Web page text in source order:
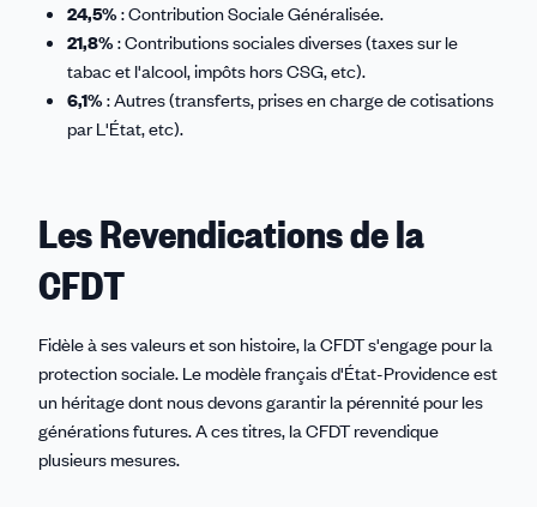
24,5%: Contribution Sociale Généralisée.
21,8%: Contributions sociales diverses (taxes sur le
tabac et l'alcool, impôts hors CSG, etc).
6,1%: Autres (transferts, prises en charge de cotisations
par L'État, etc).
Les Revendications de la
CFDT
Fidèle à ses valeurs et son histoire, la CFDT s'engage pour la
protection sociale. Le modèle français d'État-Providence est
un héritage dont nous devons garantir la pérennité pour les
générations futures. A ces titres, la CFDT revendique
plusieurs mesures.